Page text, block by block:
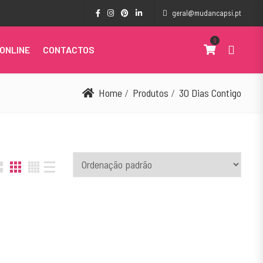
geral@mudancapsi.pt
CONTACTOS
0
Home Produtos 30 Dias Contigo